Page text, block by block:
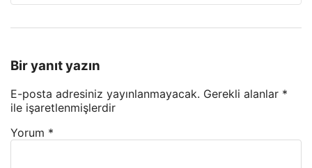
Bir yanıt yazın
E-posta adresiniz yayınlanmayacak. Gerekli alanlar *
ile işaretlenmişlerdir
Yorum *